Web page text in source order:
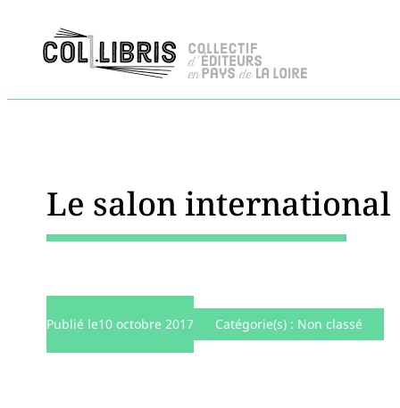
Le salon international
Publié le10 octobre 2017 Catégorie(s) : Non classé